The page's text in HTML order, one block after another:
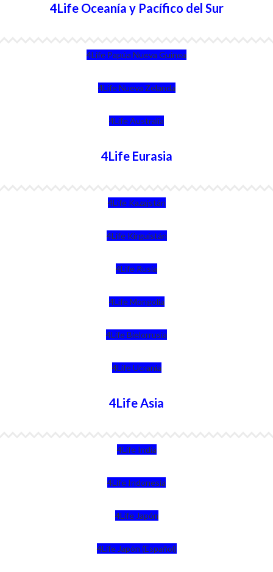
4Life Oceanía y Pacífico del Sur
4Life Papúa Nueva Guinea
4Life Nueva Zelanda
4Life Australia
4Life Eurasia
4Life Kazajstán
4Life Kirguistán
4Life Rusia
4Life Mongolia
4Life Bielorrusia
4Life Ucrania
4Life Asia
4Life India
4Life Indonesia
4Life Japón
4Life Japón (Español)